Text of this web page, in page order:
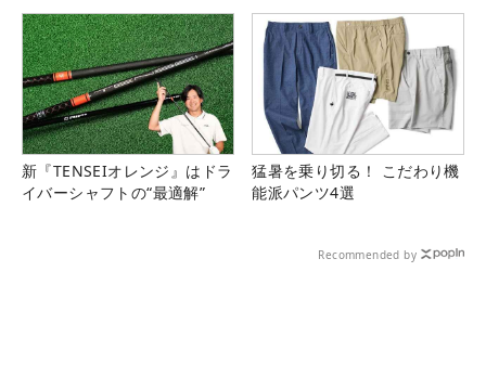
新『TENSEIオレンジ』はドラ
イバーシャフトの“最適解”
猛暑を乗り切る！ こだわり機
能派パンツ4選
Recommended by